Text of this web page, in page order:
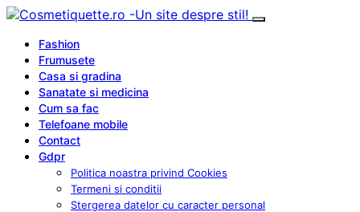
Fashion
Frumusete
Casa si gradina
Sanatate si medicina
Cum sa fac
Telefoane mobile
Contact
Gdpr
Politica noastra privind Cookies
Termeni si conditii
Stergerea datelor cu caracter personal